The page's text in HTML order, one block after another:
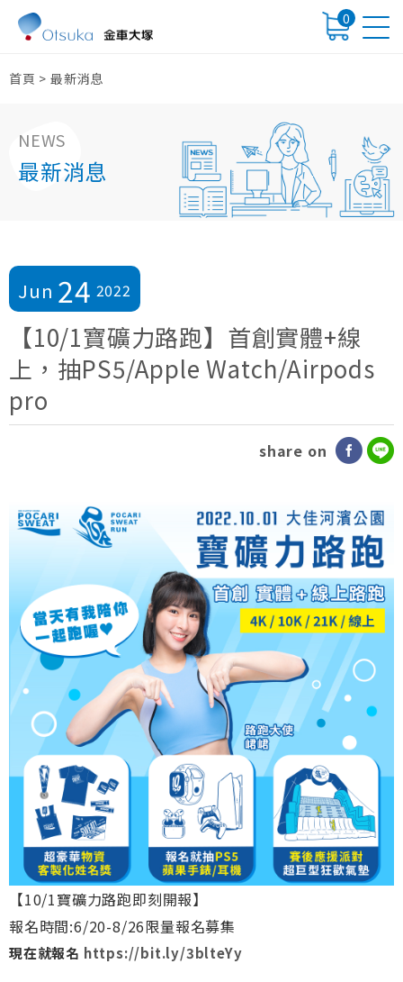
0
首頁 >最新消息
NEWS
最新消息
Jun 24 2022
【10/1寶礦力路跑】首創實體+線
上，抽PS5/Apple Watch/Airpods
pro
share on
【10/1寶礦力路跑即刻開報】
報名時間:6/20-8/26限量報名募集
現在就報名 https://bit.ly/3blteYy